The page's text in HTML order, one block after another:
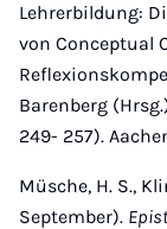
Lehrerbildung:
von Conceptual
Barenberg
249- 257).
Müsche, H. S.,
September).